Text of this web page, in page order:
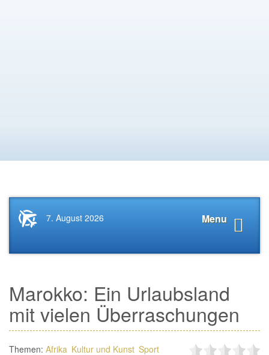
Startseite
News.Tourismus.com
Menu
7. August 2026
Marokko: Ein Urlaubsland
mit vielen Überraschungen
Themen: Afrika Kultur und Kunst Sport